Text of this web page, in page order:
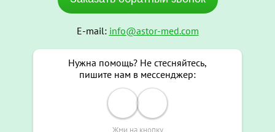
E-mail: info@astor-med.com
Нужна помощь? Не стесняйтесь,
пишите нам в мессенджер:
Жми на кнопку